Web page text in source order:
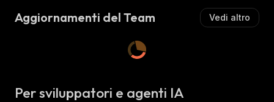
Aggiornamenti del Team Vedi altro
Per sviluppatori e agenti IA